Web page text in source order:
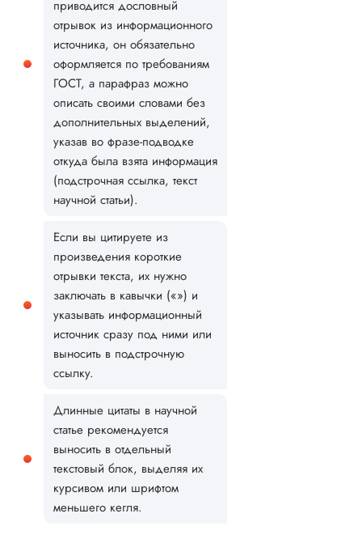
приводится дословный
отрывок из информационного
источника, он обязательно
оформляется по требованиям
ГОСТ, а парафраз можно
описать своими словами без
дополнительных выделений,
указав во фразе-подводке
откуда была взята информация
(подстрочная ссылка, текст
научной статьи).
Если вы цитируете из
произведения короткие
отрывки текста, их нужно
заключать в кавычки («») и
указывать информационный
источник сразу под ними или
выносить в подстрочную
ссылку.
Длинные цитаты в научной
статье рекомендуется
выносить в отдельный
текстовый блок, выделяя их
курсивом или шрифтом
меньшего кегля.